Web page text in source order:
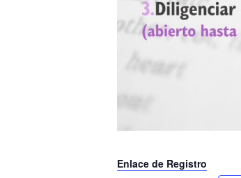
Enlace de Registro